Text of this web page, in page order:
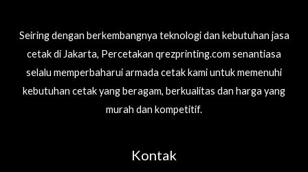
Seiring dengan berkembangnya teknologi dan kebutuhan jasa
cetak di Jakarta, Percetakan qrezprinting.com senantiasa
selalu memperbaharui armada cetak kami untuk memenuhi
kebutuhan cetak yang beragam, berkualitas dan harga yang
murah dan kompetitif.
Kontak